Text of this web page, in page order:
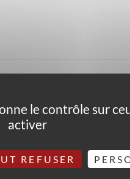
de grade, pour la réussite
le contrôle sur
activer
REFUSER